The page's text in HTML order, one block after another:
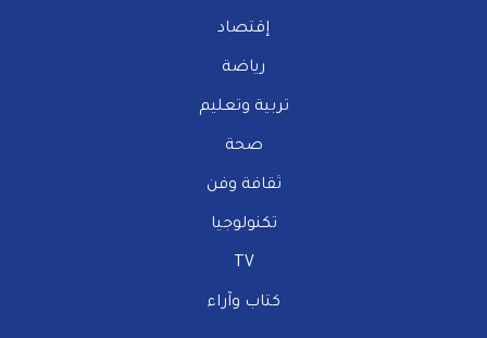
إقتصاد
رياضة
تربية وتعليم
صحة
ثقافة وفن
تكنولوجيا
TV
كتاب وآراء